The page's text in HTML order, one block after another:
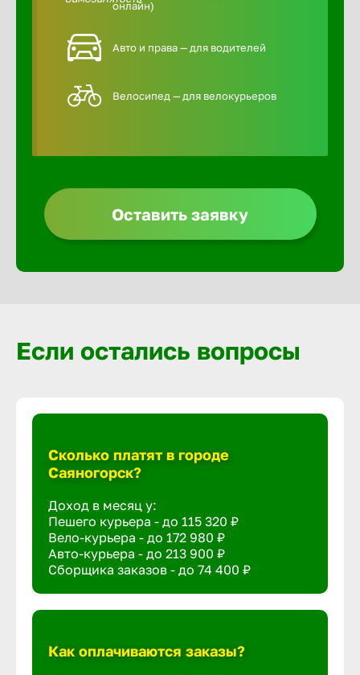
онлайн)
Авто и права — для водителей
Велосипед — для велокурьеров
Оставить заявку
Если остались вопросы
Сколько платят в городе
Саяногорск?
Доход в месяц у:
Пешего курьера - до 115 320 ₽
Вело-курьера - до 172 980 ₽
Авто-курьера - до 213 900 ₽
Сборщика заказов - до 74 400 ₽
Как оплачиваются заказы?